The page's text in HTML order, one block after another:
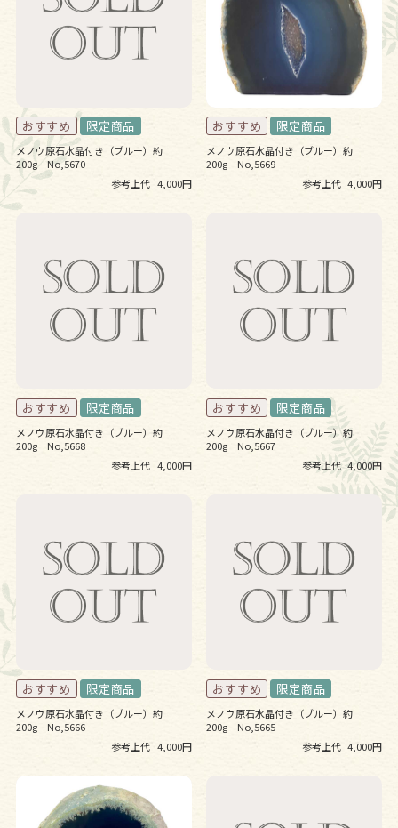
メノウ原石水晶付き（ブルー）約
200g No,5670
参考上代 4,000円
メノウ原石水晶付き（ブルー）約
200g No,5669
参考上代 4,000円
メノウ原石水晶付き（ブルー）約
200g No,5668
参考上代 4,000円
メノウ原石水晶付き（ブルー）約
200g No,5667
参考上代 4,000円
メノウ原石水晶付き（ブルー）約
200g No,5666
参考上代 4,000円
メノウ原石水晶付き（ブルー）約
200g No,5665
参考上代 4,000円